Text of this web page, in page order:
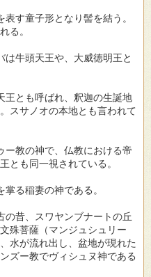
す童子形となり髻を結う。
る。
牛頭天王や、大威徳明王と
王とも呼ばれ、釈迦の生誕地
スサノオの本地とも言われて
ー教の神で、仏教における帝
とも同一視されている。
る稲妻の神である。
の昔、スワヤンブナートの丘
殊菩薩（マンジュシュリー
水が流れ出し、盆地が現れた
ズー教でヴィシュヌ神である